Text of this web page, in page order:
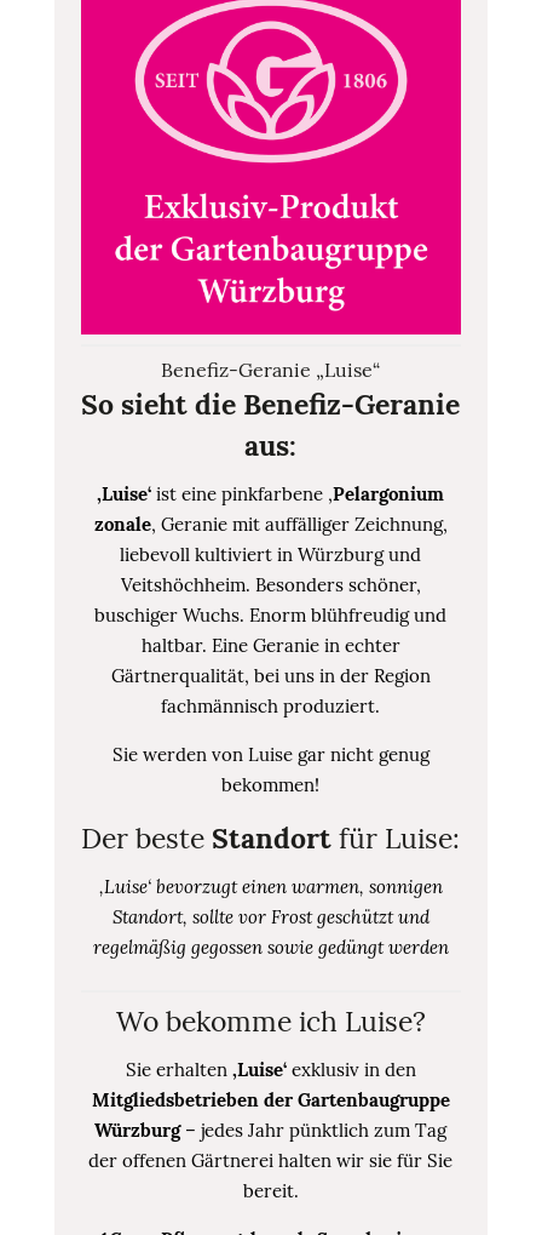
Benefiz-Geranie „Luise“
So sieht die Benefiz-Geranie
aus:
‚Luise‘ ist eine pinkfarbene ‚Pelargonium
zonale‚ Geranie mit auffälliger Zeichnung,
liebevoll kultiviert in Würzburg und
Veitshöchheim. Besonders schöner,
buschiger Wuchs. Enorm blühfreudig und
haltbar. Eine Geranie in echter
Gärtnerqualität, bei uns in der Region
fachmännisch produziert.
Sie werden von Luise gar nicht genug
bekommen!
Der beste Standort für Luise:
‚Luise‘ bevorzugt einen warmen, sonnigen
Standort, sollte vor Frost geschützt und
regelmäßig gegossen sowie gedüngt werden
Wo bekomme ich Luise?
Sie erhalten ‚Luise‘exklusiv in den
Mitgliedsbetrieben der Gartenbaugruppe
Würzburg– jedes Jahr pünktlich zum Tag
der offenen Gärtnerei halten wir sie für Sie
bereit.